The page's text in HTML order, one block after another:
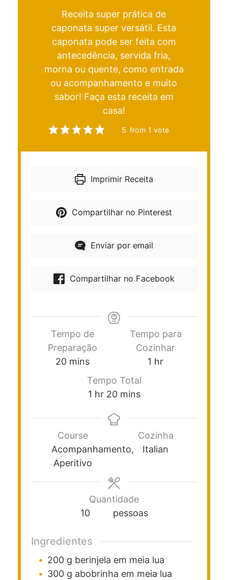
Receita super prática de
caponata super versátil. Esta
caponata pode ser feita com
antecedência, servida fria,
morna ou quente, como entrada
ou acompanhamento e muito
sabor! Faça esta receita em
casa!
5 from 1 vote
Imprimir Receita
Compartilhar no Pinterest
Enviar por email
Compartilhar no Facebook
Tempo de
Preparação
20 mins
Tempo para
Cozinhar
1 hr
Tempo Total
1 hr 20 mins
Course
Acompanhamento,
Aperitivo
Cozinha
Italian
Quantidade
10
pessoas
Ingredientes
200 g berinjela em meia lua
300 g abobrinha em meia lua